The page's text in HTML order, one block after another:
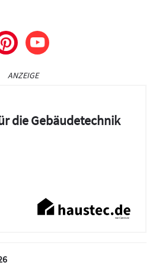
ANZEIGE
die Gebäudetechnik